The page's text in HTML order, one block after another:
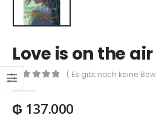
Love is on the air
( Es gibt noch keine
₲ 137.000